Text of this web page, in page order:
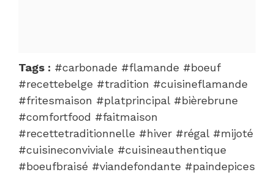
Tags : #carbonade #flamande #boeuf
#recettebelge #tradition #cuisineflamande
#fritesmaison #platprincipal #bièrebrune
#comfortfood #faitmaison
#recettetraditionnelle #hiver #régal #mijoté
#cuisineconviviale #cuisineauthentique
#boeufbraisé #viandefondante #paindepices